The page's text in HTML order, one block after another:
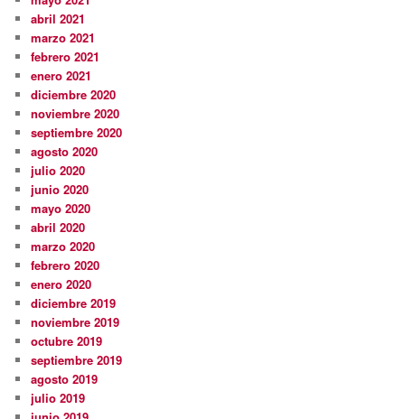
abril 2021
marzo 2021
febrero 2021
enero 2021
diciembre 2020
noviembre 2020
septiembre 2020
agosto 2020
julio 2020
junio 2020
mayo 2020
abril 2020
marzo 2020
febrero 2020
enero 2020
diciembre 2019
noviembre 2019
octubre 2019
septiembre 2019
agosto 2019
julio 2019